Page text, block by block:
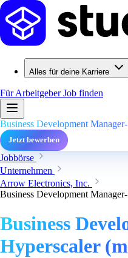
Alles für deine Karriere
Für ArbeitgeberJob finden
Business Development
Jetzt bewerben
Jobbörse
Unternehmen
Arrow Electronics, Inc.
Business Development
Business
Hyperscaler